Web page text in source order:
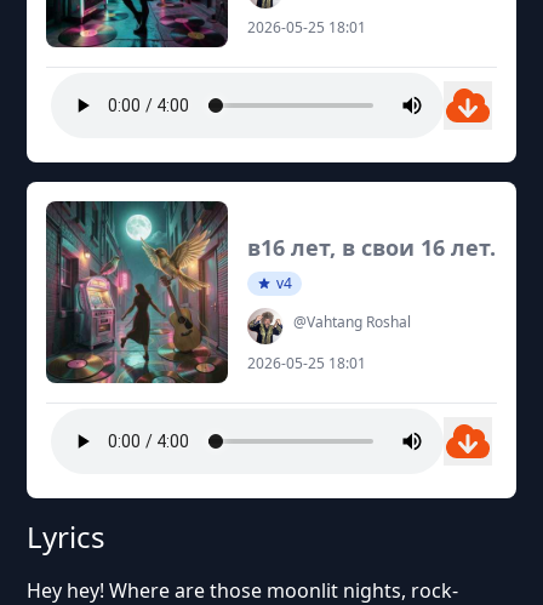
2026-05-25 18:01
в16 лет, в свои 16 лет.
v4
@Vahtang Roshal
2026-05-25 18:01
Lyrics
Hey hey! Where are those moonlit nights, rock-